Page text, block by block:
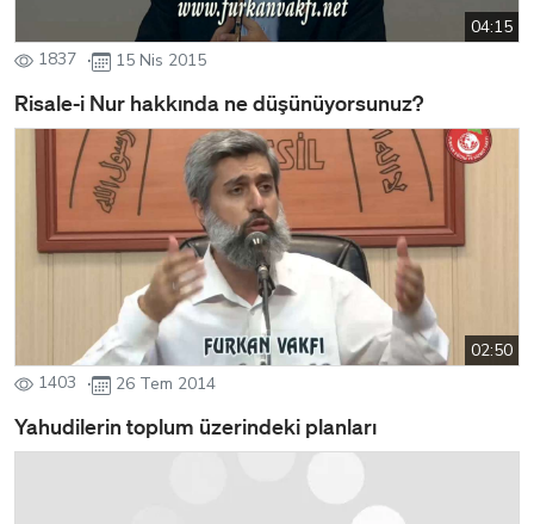
04:15
1837
15 Nis 2015
Risale-i Nur hakkında ne düşünüyorsunuz?
02:50
1403
26 Tem 2014
Yahudilerin toplum üzerindeki planları